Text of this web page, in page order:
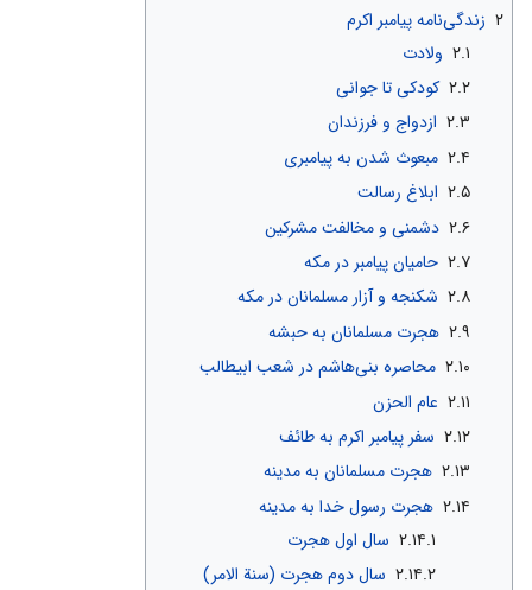
۲ زندگی‌نامه پیامبر اکرم
۲.۱ ولادت
۲.۲ کودکی تا جوانی
۲.۳ ازدواج و فرزندان
۲.۴ مبعوث شدن به پیامبری
۲.۵ ابلاغ رسالت
۲.۶ دشمنی و مخالفت مشرکین
۲.۷ حامیان پیامبر در مکه
۲.۸ شکنجه و آزار مسلمانان در مکه
۲.۹ هجرت مسلمانان به حبشه
۲.۱۰ محاصره بنی‌هاشم در شعب ابیطالب
۲.۱۱ عام الحزن
۲.۱۲ سفر پیامبر اکرم به طائف
۲.۱۳ هجرت مسلمانان به مدینه
۲.۱۴ هجرت رسول خدا به مدینه
۲.۱۴.۱ سال اول هجرت
۲.۱۴.۲ سال دوم هجرت (سنة الامر)